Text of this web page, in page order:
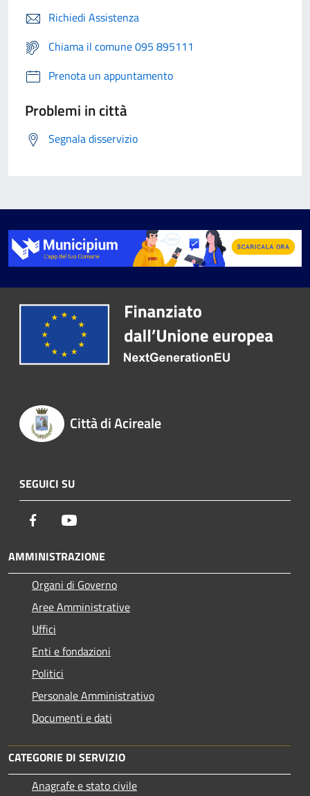
Richiedi Assistenza
Chiama il comune 095 895111
Prenota un appuntamento
Problemi in città
Segnala disservizio
Città di Acireale
SEGUICI SU
Facebook
AMMINISTRAZIONE
Organi di Governo
Aree Amministrative
Uffici
Enti e fondazioni
Politici
Personale Amministrativo
Documenti e dati
CATEGORIE DI SERVIZIO
Anagrafe e stato civile